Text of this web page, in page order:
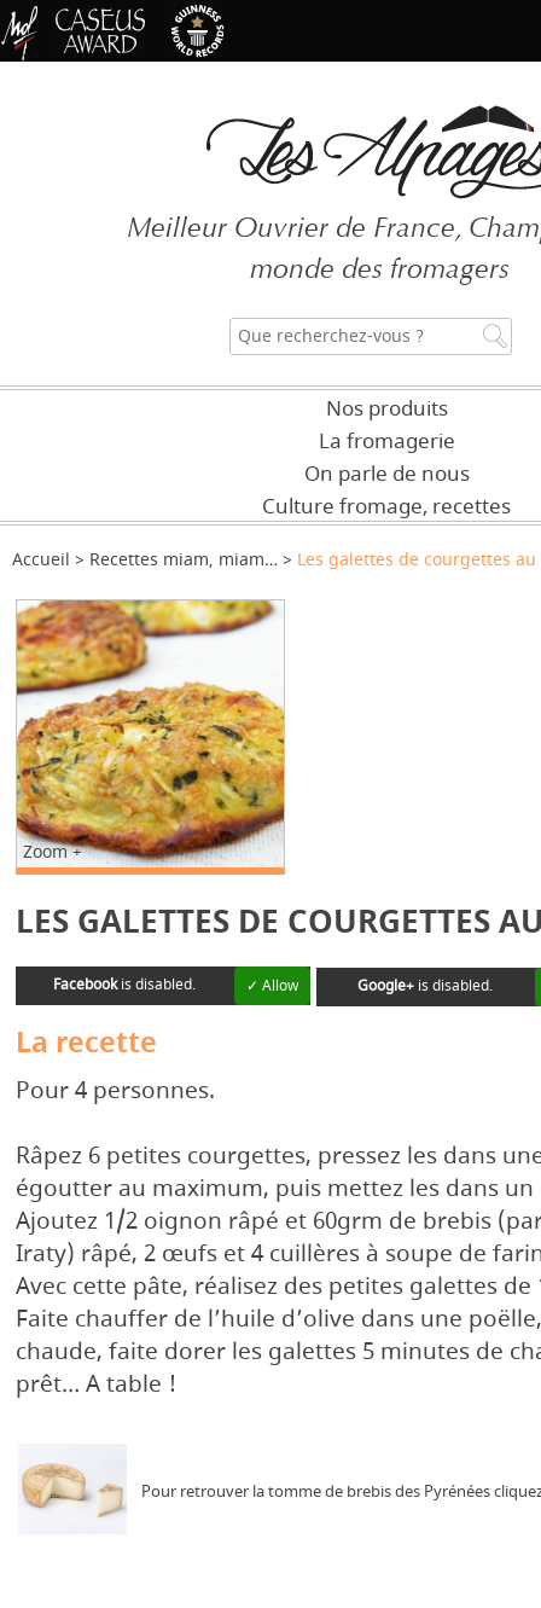
Meilleur Ouvrier de France,
monde des fromagers
Nos produits
La fromagerie
On parle de nous
Culture fromage, recettes
Accueil Recettes miam, miam… Les galettes de courgettes
Zoom +
LES GALETTES DE COURGETTES
Facebookis disabled. ✓ Allow Google+ is disabled.
La recette
Pour 4 personnes.
Râpez 6 petites courgettes, pressez les dans
égoutter au maximum, puis mettez les dans un
Ajoutez 1/2 oignon râpé et 60grm de brebis
Iraty) râpé, 2 œufs et 4 cuillères à soupe de
Avec cette pâte, réalisez des petites galettes
Faite chauffer de l’huile d’olive dans une
chaude, faite dorer les galettes 5 minutes de
prêt… A table !
Pour retrouver la tomme de brebis des Pyrénées
Mot de passe oublié ?